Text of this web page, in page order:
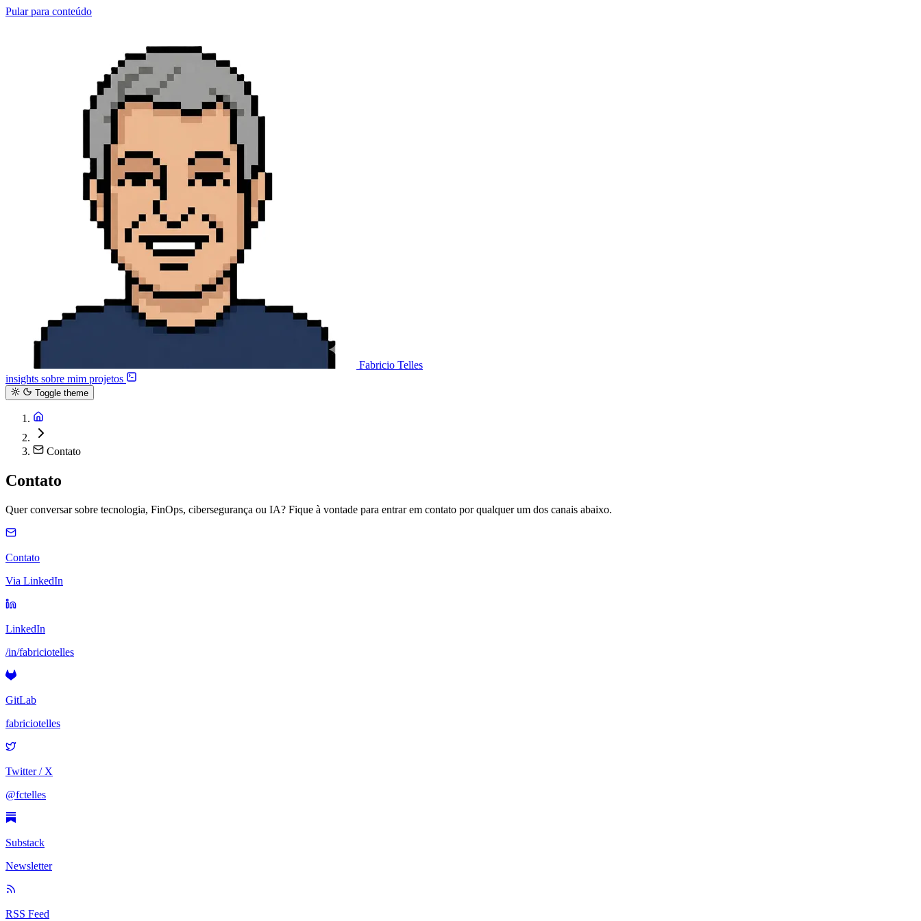
Pular para conteúdo
Fabricio Telles
insights sobre mim projetos
Toggle theme
Contato
Contato
Quer conversar sobre tecnologia, FinOps, cibersegurança ou IA? Fique à vontade para entrar em contato por qualquer um dos canais abaixo.
Contato
Via LinkedIn
LinkedIn
/in/fabriciotelles
GitLab
fabriciotelles
Twitter / X
@fctelles
Substack
Newsletter
RSS Feed